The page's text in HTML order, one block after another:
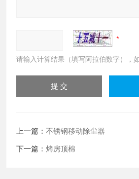
请输入计算结果（填写阿拉伯数字），
上一篇：不锈钢移动除尘器
下一篇：烤房顶棉